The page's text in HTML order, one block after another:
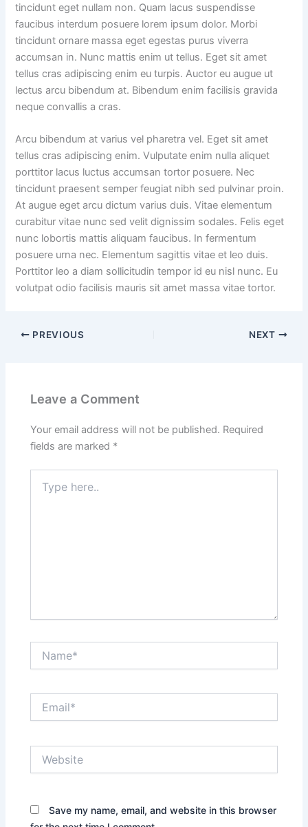
tincidunt eget nullam non. Quam lacus suspendisse
faucibus interdum posuere lorem ipsum dolor. Morbi
tincidunt ornare massa eget egestas purus viverra
accumsan in. Nunc mattis enim ut tellus. Eget sit amet
tellus cras adipiscing enim eu turpis. Auctor eu augue ut
lectus arcu bibendum at. Bibendum enim facilisis gravida
neque convallis a cras.
Arcu bibendum at varius vel pharetra vel. Eget sit amet
tellus cras adipiscing enim. Vulputate enim nulla aliquet
porttitor lacus luctus accumsan tortor posuere. Nec
tincidunt praesent semper feugiat nibh sed pulvinar proin.
At augue eget arcu dictum varius duis. Vitae elementum
curabitur vitae nunc sed velit dignissim sodales. Felis eget
nunc lobortis mattis aliquam faucibus. In fermentum
posuere urna nec. Elementum sagittis vitae et leo duis.
Porttitor leo a diam sollicitudin tempor id eu nisl nunc. Eu
volutpat odio facilisis mauris sit amet massa vitae tortor.
PREVIOUS NEXT
Leave a Comment
Your email address will not be published. Required
fields are marked *
here..
Save my name, email, and website in this browser